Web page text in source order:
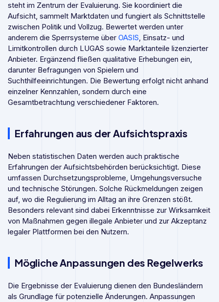
steht im Zentrum der Evaluierung. Sie koordiniert die
Aufsicht, sammelt Marktdaten und fungiert als Schnittstelle
zwischen Politik und Vollzug. Bewertet werden unter
anderem die Sperrsysteme über OASIS, Einsatz- und
Limitkontrollen durch LUGAS sowie Marktanteile lizenzierter
Anbieter. Ergänzend fließen qualitative Erhebungen ein,
darunter Befragungen von Spielern und
Suchthilfeeinrichtungen. Die Bewertung erfolgt nicht anhand
einzelner Kennzahlen, sondern durch eine
Gesamtbetrachtung verschiedener Faktoren.
Erfahrungen aus der Aufsichtspraxis
Neben statistischen Daten werden auch praktische
Erfahrungen der Aufsichtsbehörden berücksichtigt. Diese
umfassen Durchsetzungsprobleme, Umgehungsversuche
und technische Störungen. Solche Rückmeldungen zeigen
auf, wo die Regulierung im Alltag an ihre Grenzen stößt.
Besonders relevant sind dabei Erkenntnisse zur Wirksamkeit
von Maßnahmen gegen illegale Anbieter und zur Akzeptanz
legaler Plattformen bei den Nutzern.
Mögliche Anpassungen des Regelwerks
Die Ergebnisse der Evaluierung dienen den Bundesländern
als Grundlage für potenzielle Änderungen. Anpassungen